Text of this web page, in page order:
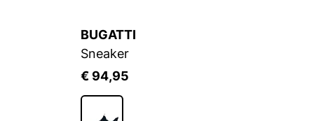
BUGATTI
Sneaker
€ 94,95